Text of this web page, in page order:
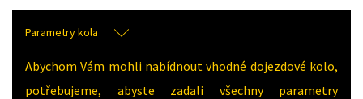
Parametry kola
Abychom Vám mohli nabídnout vhodné dojezdové kolo,
potřebujeme, abyste zadali všechny parametry